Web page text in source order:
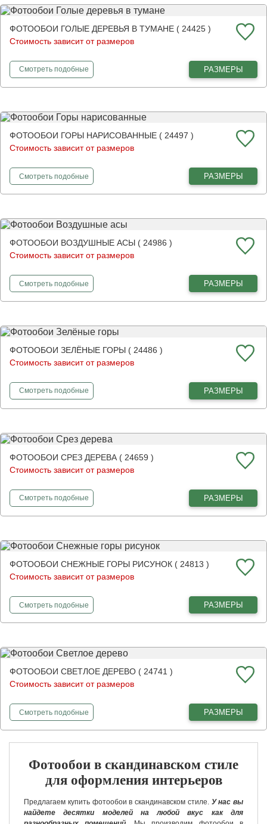
ФОТООБОИ ГОЛЫЕ ДЕРЕВЬЯ В ТУМАНЕ ( 24425 )
Стоимость зависит от размеров
Смотретьфотообои
подобные РАЗМЕРЫ
ФОТООБОИ ГОРЫ НАРИСОВАННЫЕ ( 24497 )
Стоимость зависит от размеров
Смотретьфотообои
подобные РАЗМЕРЫ
ФОТООБОИ ВОЗДУШНЫЕ АСЫ ( 24986 )
Стоимость зависит от размеров
Смотретьфотообои
подобные РАЗМЕРЫ
ФОТООБОИ ЗЕЛЁНЫЕ ГОРЫ ( 24486 )
Стоимость зависит от размеров
Смотретьфотообои
подобные РАЗМЕРЫ
ФОТООБОИ СРЕЗ ДЕРЕВА ( 24659 )
Стоимость зависит от размеров
Смотретьфотообои
подобные РАЗМЕРЫ
ФОТООБОИ СНЕЖНЫЕ ГОРЫ РИСУНОК ( 24813 )
Стоимость зависит от размеров
Смотретьфотообои
подобные РАЗМЕРЫ
ФОТООБОИ СВЕТЛОЕ ДЕРЕВО ( 24741 )
Стоимость зависит от размеров
Смотретьфотообои
подобные РАЗМЕРЫ
Фотообои в скандинавском стиле
для оформления интерьеров
Предлагаем купить фотообои в скандинавском стиле.У нас вы
найдете десятки моделей на любой вкус как для